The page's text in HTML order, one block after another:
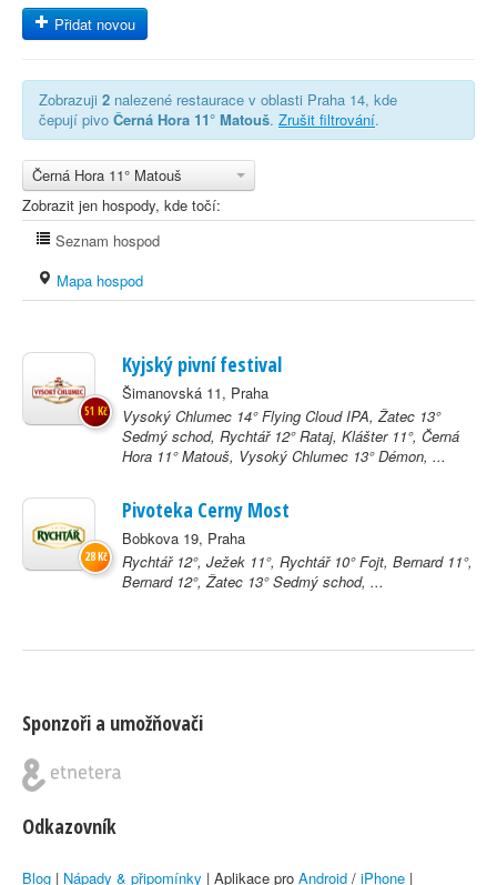
Přidat novou
Zobrazuji 2 nalezené restaurace v oblasti Praha 14, kde
čepují pivo Černá Hora 11° Matouš. Zrušit filtrování.
Černá Hora 11° Matouš
Zobrazit jen hospody, kde točí:
Seznam hospod
Mapa hospod
Kyjský pivní festival
Šimanovská 11, Praha
Vysoký Chlumec 14° Flying Cloud IPA, Žatec 13°
Sedmý schod, Rychtář 12° Rataj, Klášter 11°, Černá
Hora 11° Matouš, Vysoký Chlumec 13° Démon, ...
51 Kč
Pivoteka Cerny Most
Bobkova 19, Praha
Rychtář 12°, Ježek 11°, Rychtář 10° Fojt, Bernard 11°,
Bernard 12°, Žatec 13° Sedmý schod, ...
28 Kč
Sponzoři a umožňovači
Odkazovník
Blog | Nápady & připomínky | Aplikace pro Android / iPhone |